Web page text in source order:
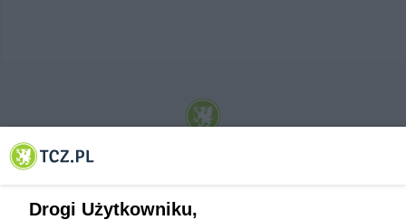
© 2001-2026 Tczew - TCZ.PL Sp. z o.o. Internetowy Serwis Informacyjny Miasta
Drogi Użytkowniku,